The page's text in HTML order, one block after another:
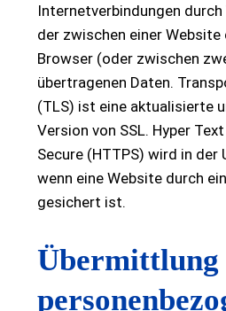
Internetverbindungen
der zwischen einer Website
Browser (oder zwischen
übertragenen Daten.
(TLS) ist eine aktualisierte
Version von SSL. Hyper
Secure (HTTPS) wird in der
wenn eine Website durch
gesichert ist.
Übermittlung